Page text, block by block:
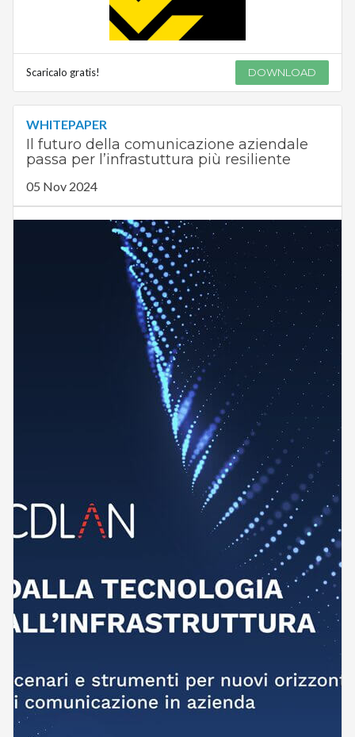
Scaricalo gratis! DOWNLOAD
WHITEPAPER
Il futuro della comunicazione aziendale
passa per l’infrastuttura più resiliente
05 Nov 2024